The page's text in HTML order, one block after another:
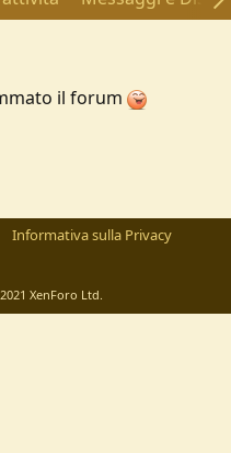
il forum
Informativa sulla Privacy
XenForo Ltd.